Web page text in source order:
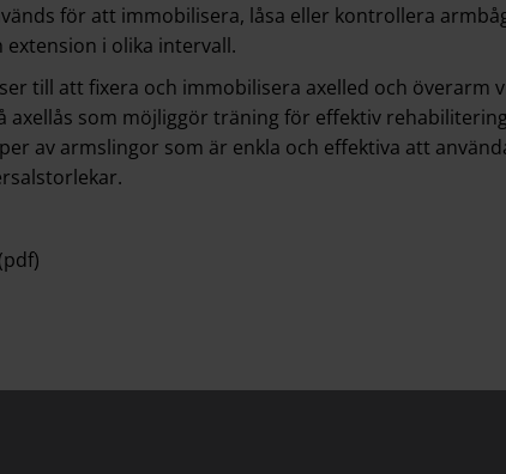
för att immobilisera, låsa eller kontrollera
i olika intervall.
till att fixera och immobilisera axelled och överarm
axellås som möjliggör träning för effektiv
av armslingor som är enkla och effektiva att